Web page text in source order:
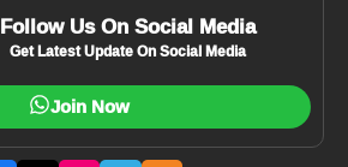
Follow Us On Social Media
Get Latest Update On Social Media
Join Now